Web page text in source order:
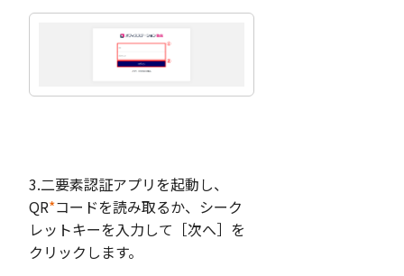
3.二要素認証アプリを起動し、
QR*コードを読み取るか、シーク
レットキーを入力して［次へ］を
クリックします。